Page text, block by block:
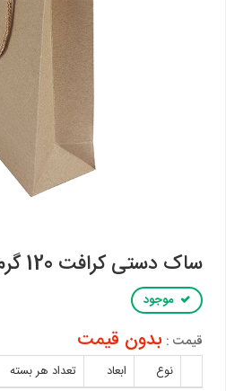
ساک دستی کرافت 120 گرم -
موجود
قیمت : بدون قیمت
نوع ابعاد تعداد هر بسته